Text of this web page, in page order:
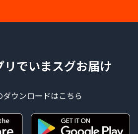
リでいまスグお届け
ダウンロードはこちら